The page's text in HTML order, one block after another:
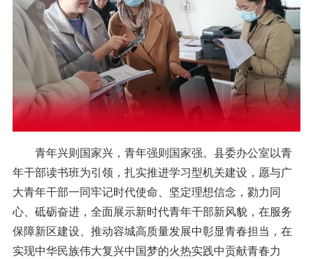
青年兴则国家兴，青年强则国家强。县委办公室以青
年干部读书班为引领，扎实推进学习型机关建设，愿与广
大青年干部一同牢记时代使命、坚定理想信念，勠力同
心、砥砺奋进，全面展示新时代青年干部新风貌，在服务
保障新区建设、推动容城高质量发展中彰显青春担当，在
实现中华民族伟大复兴中国梦的火热实践中贡献青春力